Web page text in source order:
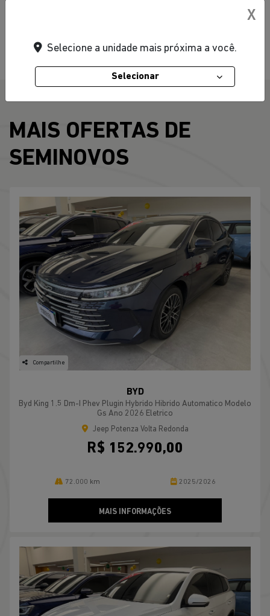
Único Dono
MAIS OFERTAS DE
SEMINOVOS
Compartilhe
BYD
Byd King 1.5 Dm-I Phev Plugin Hybrido Hibrido Automatico Modelo
Gs Ano 2026 Eletrico
Jeep Potenza Volta Redonda
R$ 152.990,00
72.000 km 2025/2026
MAIS INFORMAÇÕES
X
Selecione a unidade mais próxima a você.
Selecionar